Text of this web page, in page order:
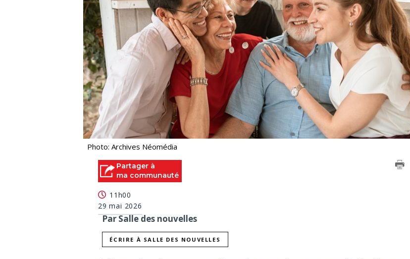
Photo: Archives Néomédia
Partager à
ma communauté
11h00
29 mai 2026
Par Salle des nouvelles
ÉCRIRE À SALLE DES NOUVELLES